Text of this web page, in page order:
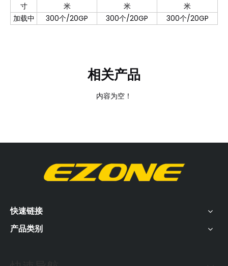
寸
米
米
米
加载中
300个/20GP 300个/20GP 300个/20GP
相关产品
内容为空！
快速链接
产品类别